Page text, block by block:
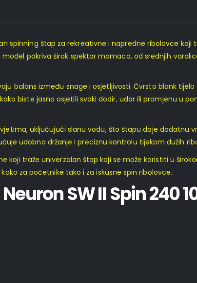
spinning štap za rekreativne i napredne ribolovce
pokriva širok spektar mamaca, od srednjih
balans između snage i osjetljivosti. Čvrsto blank
biste jasno osjetili svaki dodir, udar ili promjenu u
uključujući slanu vodu, što štapu daje dodatnu
udobno držanje i preciznu kontrolu tijekom dužih
koji traže univerzalan štap koji se može koristiti u
za početnike tako i za iskusne spin ribolovce.
SW II Spin 240